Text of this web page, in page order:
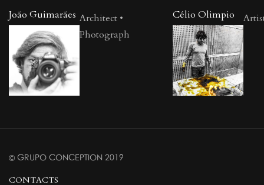
João Guimarães Architect •
Photograph
Célio Olimpio
© GRUPO CONCEPTION 2019
CONTACTS